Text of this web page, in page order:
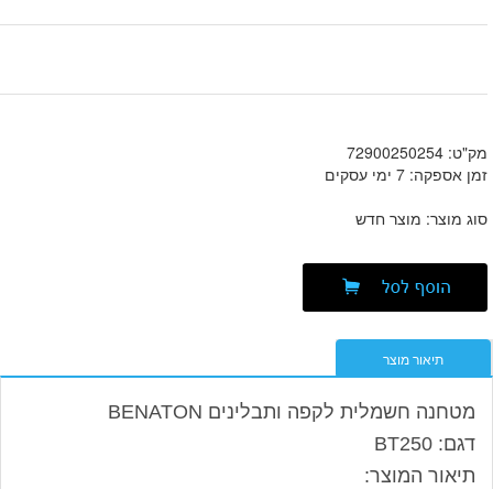
מק"ט: 72900250254
זמן אספקה: 7 ימי עסקים
סוג מוצר: מוצר חדש
תיאור מוצר
מטחנה חשמלית לקפה ותבלינים BENATON
דגם: BT250
תיאור המוצר: